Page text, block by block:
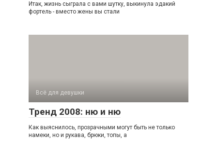
Итак, жизнь сыграла с вами шутку, выкинула эдакий
фортель - вместо жены вы стали
Всё для девушки
Тренд 2008: ню и ню
Как выяснилось, прозрачными могут быть не только
намеки, но и рукава, брюки, топы, а